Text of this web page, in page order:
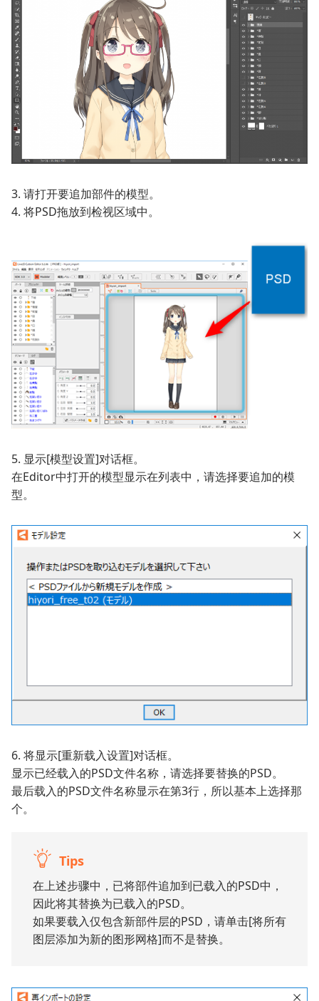
3. 请打开要追加部件的模型。
4. 将PSD拖放到检视区域中。
5. 显示[模型设置]对话框。
在Editor中打开的模型显示在列表中，请选择要追加的模
型。
6. 将显示[重新载入设置]对话框。
显示已经载入的PSD文件名称，请选择要替换的PSD。
最后载入的PSD文件名称显示在第3行，所以基本上选择那
个。
Tips
在上述步骤中，已将部件追加到已载入的PSD中，
因此将其替换为已载入的PSD。
如果要载入仅包含新部件层的PSD，请单击[将所有
图层添加为新的图形网格]而不是替换。